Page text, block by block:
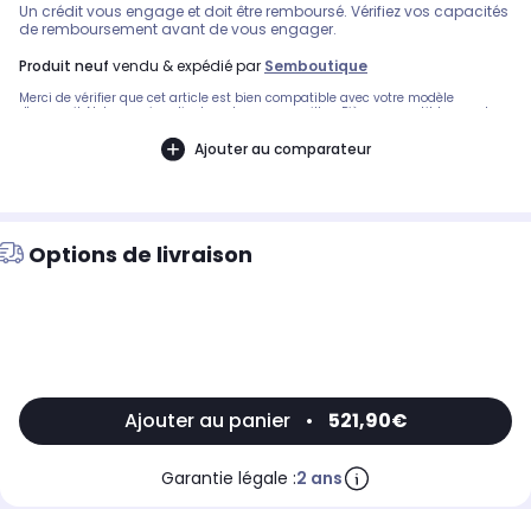
Un crédit vous engage et doit être remboursé. Vérifiez vos capacités
de remboursement avant de vous engager.
produit neuf vendu & expédié par Semboutique
Merci de vérifier que cet article est bien compatible avec votre modèle
d'appareil. Notre service client peut vous conseiller. .Pièce compatible avec les
Les pièces commandées spécifiquement ou programmées, à votre demande,
pour votre appareil, ne pourront être reprises. D'autre part, nous rappelons que
Ajouter au comparateur
Options de livraison
Ajouter au panier • 521,90€
Garantie légale :2 ans